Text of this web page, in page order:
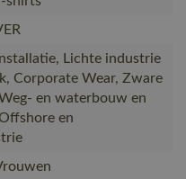
Lichte industrie
Corporate Wear, Zware
en waterbouw en
en